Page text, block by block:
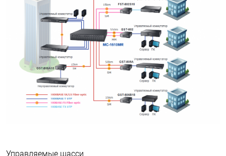
Управляемые шасси